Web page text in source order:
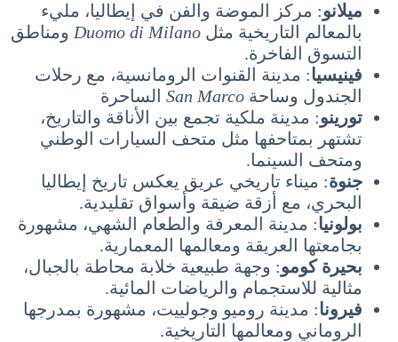
ميلانو: مركز الموضة والفن في إيطاليا، مليء
بالمعالم التاريخية مثل Duomo di Milano ومناطق
التسوق الفاخرة.
فينيسيا: مدينة القنوات الرومانسية، مع رحلات
الجندول وساحة San Marco الساحرة
تورينو: مدينة ملكية تجمع بين الأناقة والتاريخ،
تشتهر بمتاحفها مثل متحف السيارات الوطني
ومتحف السينما.
جنوة: ميناء تاريخي عريق يعكس تاريخ إيطاليا
البحري، مع أزقة ضيقة وأسواق تقليدية.
بولونيا: مدينة المعرفة والطعام الشهي، مشهورة
بجامعتها العريقة ومعالمها المعمارية.
بحيرة كومو: وجهة طبيعية خلابة محاطة بالجبال،
مثالية للاستجمام والرياضات المائية.
فيرونا: مدينة روميو وجولييت، مشهورة بمدرجها
الروماني ومعالمها التاريخية.